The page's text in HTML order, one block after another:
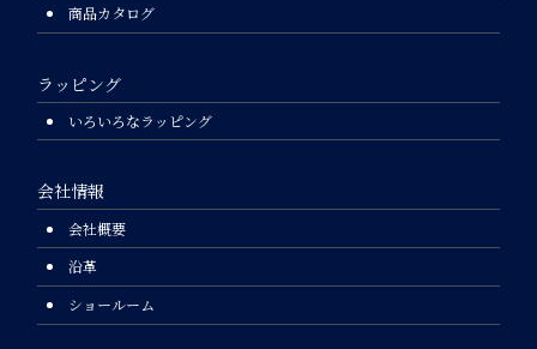
商品カタログ
ラッピング
いろいろなラッピング
会社情報
会社概要
沿革
ショールーム